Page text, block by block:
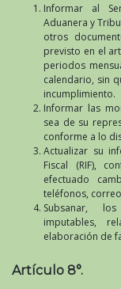
Informar al
Aduanera y
otros
previsto en el
periodos
calendario, sin
incumplimiento.
Informar las
sea de su
conforme a lo
Actualizar su
Fiscal (RIF),
efectuado
teléfonos,
Subsanar,
imputables,
elaboración de
Artículo 8°.